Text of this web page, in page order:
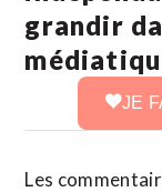
grandir
JE
Les